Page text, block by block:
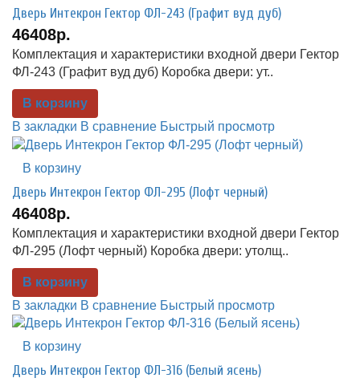
Дверь Интекрон Гектор ФЛ-243 (Графит вуд дуб)
46408р.
Комплектация и характеристики входной двери Гектор
ФЛ-243 (Графит вуд дуб) Коробка двери: ут..
В корзину
В закладки В сравнение Быстрый просмотр
В корзину
Дверь Интекрон Гектор ФЛ-295 (Лофт черный)
46408р.
Комплектация и характеристики входной двери Гектор
ФЛ-295 (Лофт черный) Коробка двери: утолщ..
В корзину
В закладки В сравнение Быстрый просмотр
В корзину
Дверь Интекрон Гектор ФЛ-316 (Белый ясень)